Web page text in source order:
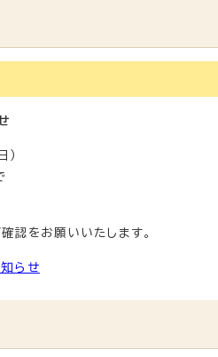
認をお願いいたします。
らせ